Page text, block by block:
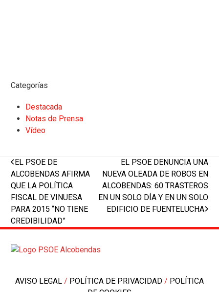
Categorías
Destacada
Notas de Prensa
Vídeo
previous
post:
EL PSOE DE
ALCOBENDAS AFIRMA
QUE LA POLÍTICA
FISCAL DE VINUESA
PARA 2015 “NO TIENE
CREDIBILIDAD”
next
post:
EL PSOE DENUNCIA UNA
NUEVA OLEADA DE ROBOS EN
ALCOBENDAS: 60 TRASTEROS
EN UN SOLO DÍA Y EN UN SOLO
EDIFICIO DE FUENTELUCHA
AVISO LEGAL / POLÍTICA DE PRIVACIDAD / POLÍTICA